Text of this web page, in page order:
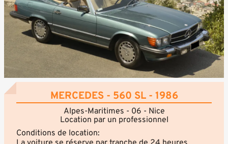
MERCEDES - 560 SL - 1986
Alpes-Maritimes - 06 - Nice
Location par un professionnel
Conditions de location: